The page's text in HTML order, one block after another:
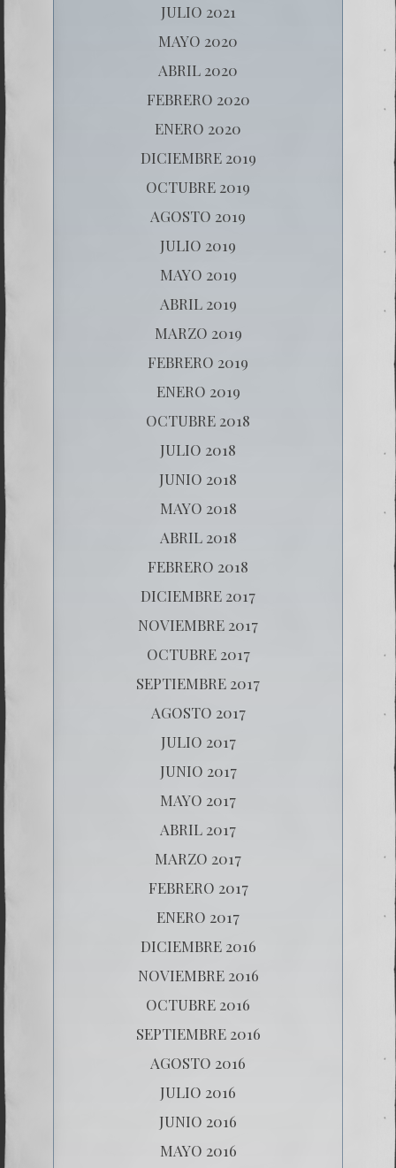
JULIO 2021
MAYO 2020
ABRIL 2020
FEBRERO 2020
ENERO 2020
DICIEMBRE 2019
OCTUBRE 2019
AGOSTO 2019
JULIO 2019
MAYO 2019
ABRIL 2019
MARZO 2019
FEBRERO 2019
ENERO 2019
OCTUBRE 2018
JULIO 2018
JUNIO 2018
MAYO 2018
ABRIL 2018
FEBRERO 2018
DICIEMBRE 2017
NOVIEMBRE 2017
OCTUBRE 2017
SEPTIEMBRE 2017
AGOSTO 2017
JULIO 2017
JUNIO 2017
MAYO 2017
ABRIL 2017
MARZO 2017
FEBRERO 2017
ENERO 2017
DICIEMBRE 2016
NOVIEMBRE 2016
OCTUBRE 2016
SEPTIEMBRE 2016
AGOSTO 2016
JULIO 2016
JUNIO 2016
MAYO 2016